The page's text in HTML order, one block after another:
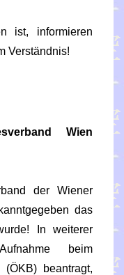
ist, informieren
Verständnis!
Wien
der Wiener
das
In weiterer
beim
beantragt,